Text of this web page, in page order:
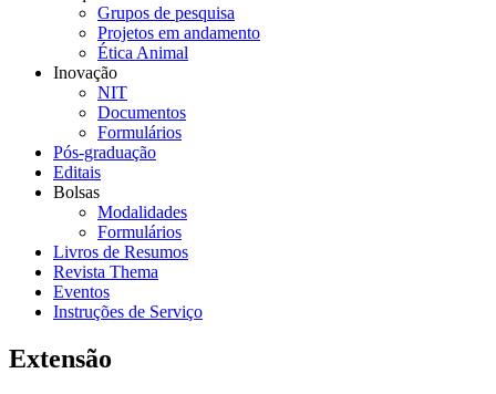
Grupos de pesquisa
Projetos em andamento
Ética Animal
Inovação
NIT
Documentos
Formulários
Pós-graduação
Editais
Bolsas
Modalidades
Formulários
Livros de Resumos
Revista Thema
Eventos
Instruções de Serviço
Extensão